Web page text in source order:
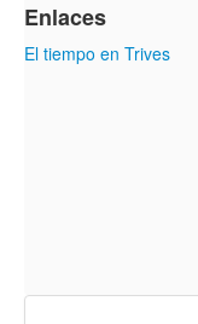
Enlaces
El tiempo en Trives